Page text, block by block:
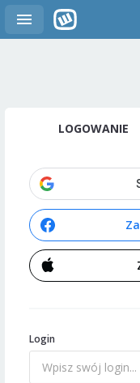
LOGOWANIE
Login